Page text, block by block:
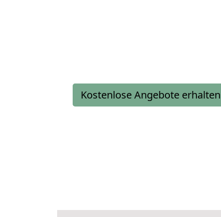
Kostenlose Angebote erhalten